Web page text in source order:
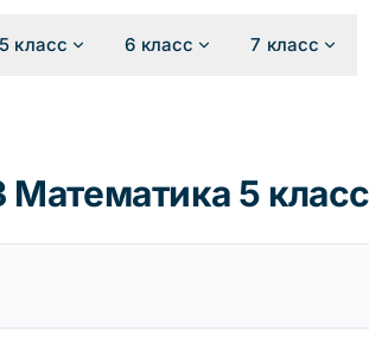
5 класс 6 класс 7 класс
5